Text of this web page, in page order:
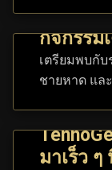
กิจกรรม
เตรียมพบกั
ชายหาด แล
มาเร็ว ๆ